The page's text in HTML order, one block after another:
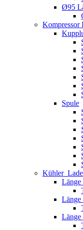
Ø95
Kompressor
Spule
Länge
Länge
Länge